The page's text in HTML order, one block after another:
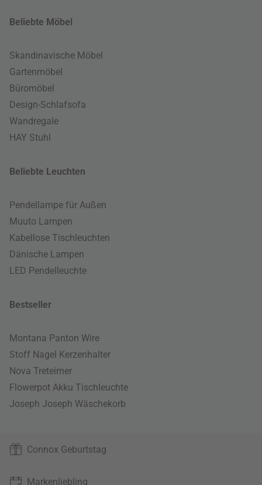
Beliebte Möbel
Skandinavische Möbel
Gartenmöbel
Büromöbel
Design-Schlafsofa
Wandregale
HAY Stuhl
Beliebte Leuchten
Pendellampe für Außen
Muuto Lampen
Kabellose Tischleuchten
Dänische Lampen
LED Pendelleuchte
Bestseller
Montana Panton Wire
Stoff Nagel Kerzenhalter
Nova Treteimer
Flowerpot Akku Tischleuchte
Joseph Joseph Wäschekorb
Connox Geburtstag
Markenliebling